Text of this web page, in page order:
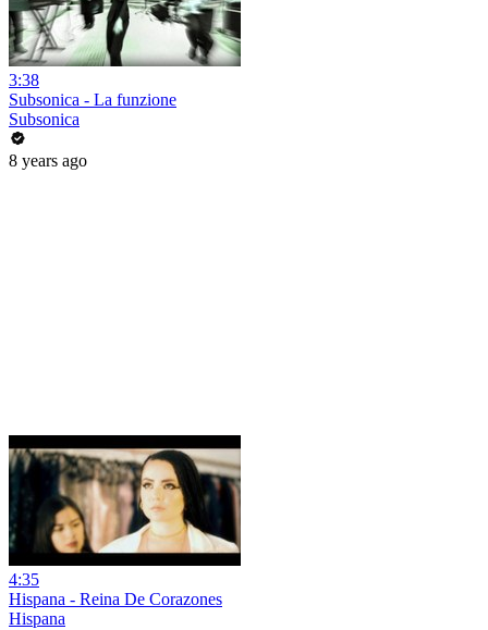
3:38
Subsonica - La funzione
Subsonica
8 years ago
4:35
Hispana - Reina De Corazones
Hispana